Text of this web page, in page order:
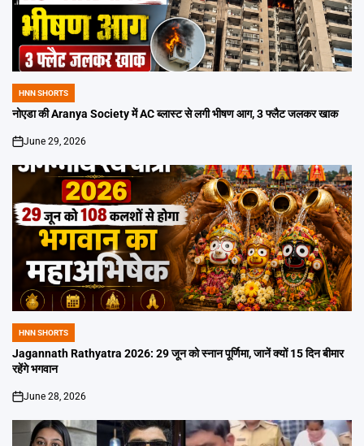
POSTED
IN
HNN SHORTS
नोएडा की Aranya Society में AC ब्लास्ट से लगी भीषण आग, 3 फ्लैट जलकर खाक
on
June 29, 2026
POSTED
IN
HNN SHORTS
Jagannath Rathyatra 2026: 29 जून को स्नान पूर्णिमा, जानें क्यों 15 दिन बीमार
रहेंगे भगवान
on
June 28, 2026